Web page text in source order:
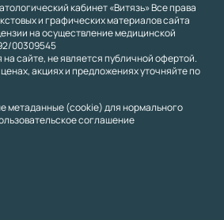
кабинет «Витязь» Все права
и графических материалов сайта
на осуществление медицинской
00309545
сайте, не является публичной офертой.
акциях и предложениях уточняйте по
метаданные (cookie) для нормального
соглашение